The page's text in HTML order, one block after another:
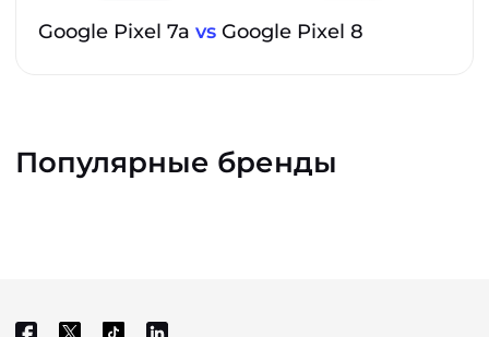
Google Pixel 7a vs Google Pixel 8
Популярные бренды